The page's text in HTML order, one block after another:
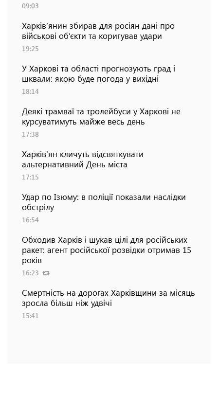
09:03
Харків’янин збирав для росіян дані про
військові об’єкти та коригував удари
19:25
У Харкові та області прогнозують град і
шквали: якою буде погода у вихідні
18:14
Деякі трамваї та тролейбуси у Харкові не
курсуватимуть майже весь день
17:38
Харків'ян кличуть відсвяткувати
альтернативний День міста
17:15
Удар по Ізюму: в поліції показали наслідки
обстрілу
16:54
Обходив Харків і шукав цілі для російських
ракет: агент російської розвідки отримав 15
років
16:23
Смертність на дорогах Харківщини за місяць
зросла більш ніж удвічі
15:41